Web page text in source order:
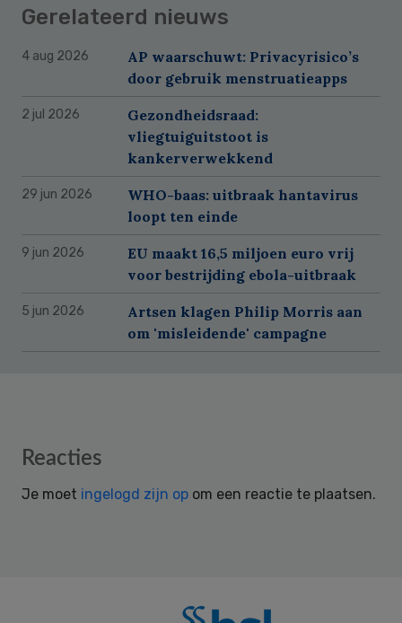
Gerelateerd nieuws
4 aug 2026
AP waarschuwt: Privacyrisico’s
door gebruik menstruatieapps
2 jul 2026
Gezondheidsraad:
vliegtuiguitstoot is
kankerverwekkend
29 jun 2026
WHO-baas: uitbraak hantavirus
loopt ten einde
9 jun 2026
EU maakt 16,5 miljoen euro vrij
voor bestrijding ebola-uitbraak
5 jun 2026
Artsen klagen Philip Morris aan
om 'misleidende' campagne
Reader
Reacties
Je moet ingelogd zijn op om een reactie te plaatsen.